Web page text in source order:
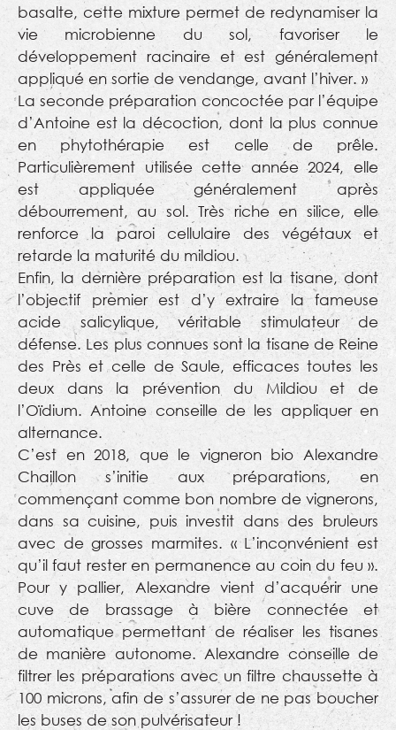
basalte, cette mixture permet de redynamiser la
vie microbienne du sol, favoriser le
développement racinaire et est généralement
appliqué en sortie de vendange, avant l’hiver. »
La seconde préparation concoctée par l’équipe
d’Antoine est la décoction, dont la plus connue
en phytothérapie est celle de prêle.
Particulièrement utilisée cette année 2024, elle
est appliquée généralement après
débourrement, au sol. Très riche en silice, elle
renforce la paroi cellulaire des végétaux et
retarde la maturité du mildiou.
Enfin, la dernière préparation est la tisane, dont
l’objectif premier est d’y extraire la fameuse
acide salicylique, véritable stimulateur de
défense. Les plus connues sont la tisane de Reine
des Près et celle de Saule, efficaces toutes les
deux dans la prévention du Mildiou et de
l’Oïdium. Antoine conseille de les appliquer en
alternance.
C’est en 2018, que le vigneron bio Alexandre
Chaillon s’initie aux préparations, en
commençant comme bon nombre de vignerons,
dans sa cuisine, puis investit dans des bruleurs
avec de grosses marmites. « L’inconvénient est
qu’il faut rester en permanence au coin du feu ».
Pour y pallier, Alexandre vient d’acquérir une
cuve de brassage à bière connectée et
automatique permettant de réaliser les tisanes
de manière autonome. Alexandre conseille de
filtrer les préparations avec un filtre chaussette à
100 microns, afin de s’assurer de ne pas boucher
les buses de son pulvérisateur !